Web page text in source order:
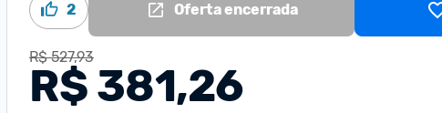
2 Oferta encerrada
R$ 527,93
R$ 381,26